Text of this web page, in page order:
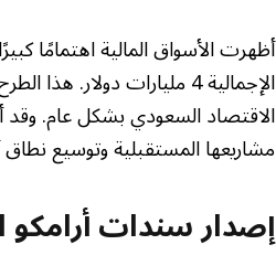
أظهرت الأسواق المالية اهتمامًا
الإجمالية 4 مليارات
الاقتصاد السعودي بشكل عام. وقد
مشاريعها المستقبلية وتوسيع نطاق
إصدار سندات